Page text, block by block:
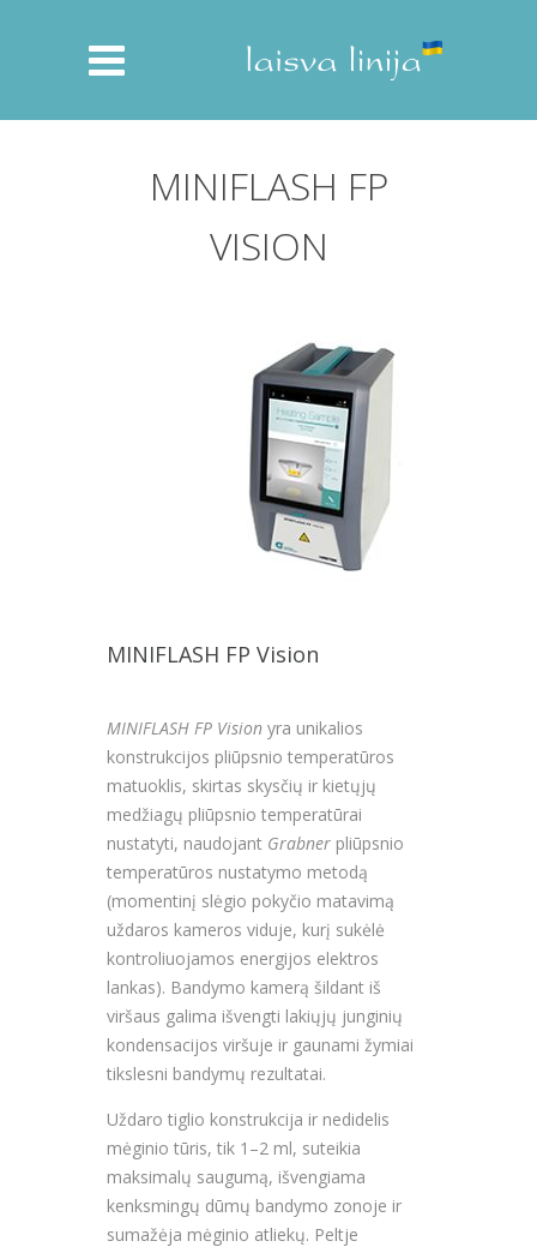
MINIFLASH FP
VISION
MINIFLASH FP Vision
MINIFLASH FP Vision yra unikalios
konstrukcijos pliūpsnio temperatūros
matuoklis, skirtas skysčių ir kietųjų
medžiagų pliūpsnio temperatūrai
nustatyti, naudojant Grabner pliūpsnio
temperatūros nustatymo metodą
(momentinį slėgio pokyčio matavimą
uždaros kameros viduje, kurį sukėlė
kontroliuojamos energijos elektros
lankas). Bandymo kamerą šildant iš
viršaus galima išvengti lakiųjų junginių
kondensacijos viršuje ir gaunami žymiai
tikslesni bandymų rezultatai.
Uždaro tiglio konstrukcija ir nedidelis
mėginio tūris, tik 1–2 ml, suteikia
maksimalų saugumą, išvengiama
kenksmingų dūmų bandymo zonoje ir
sumažėja mėginio atliekų. Peltje